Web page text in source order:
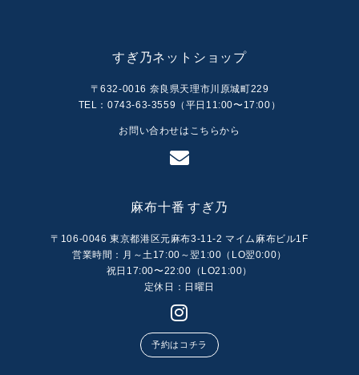
すぎ乃ネットショップ
〒632-0016 奈良県天理市川原城町229
TEL：0743-63-3559（平日11:00〜17:00）
お問い合わせはこちらから
麻布十番 すぎ乃
〒106-0046 東京都港区元麻布3-11-2 マイム麻布ビル1F
営業時間：月～土17:00～翌1:00（LO翌0:00）
祝日17:00〜22:00（LO21:00）
定休日：日曜日
予約はコチラ